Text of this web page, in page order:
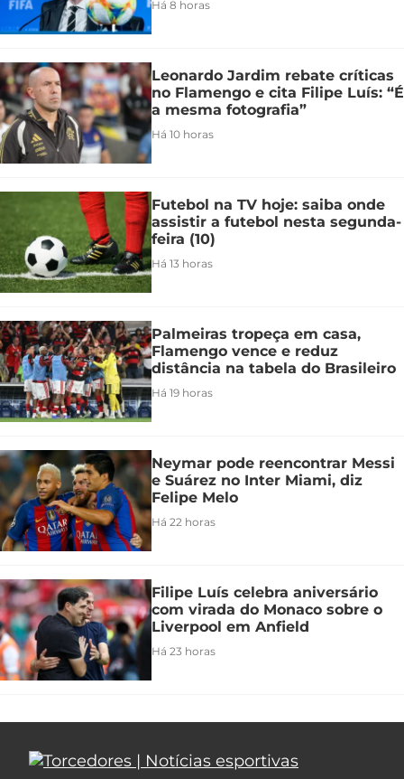
Há 8 horas
Leonardo Jardim rebate críticas
no Flamengo e cita Filipe Luís: “É
a mesma fotografia”
Há 10 horas
Futebol na TV hoje: saiba onde
assistir a futebol nesta segunda-
feira (10)
Há 13 horas
Palmeiras tropeça em casa,
Flamengo vence e reduz
distância na tabela do Brasileiro
Há 19 horas
Neymar pode reencontrar Messi
e Suárez no Inter Miami, diz
Felipe Melo
Há 22 horas
Filipe Luís celebra aniversário
com virada do Monaco sobre o
Liverpool em Anfield
Há 23 horas